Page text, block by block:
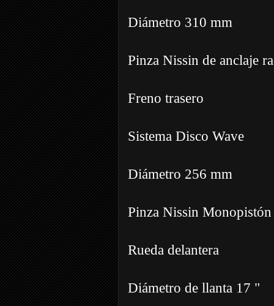
Diámetro 310 mm
Pinza Nissin de anclaje
Freno trasero
Sistema Disco Wave
Diámetro 256 mm
Pinza Nissin Monopistón
Rueda delantera
Diámetro de llanta 17 "